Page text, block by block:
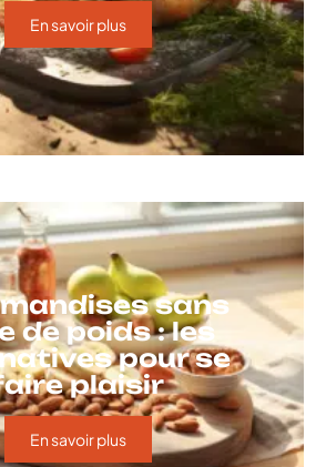
En savoir plus
sans
de poids : les
pour se
plaisir
En savoir plus